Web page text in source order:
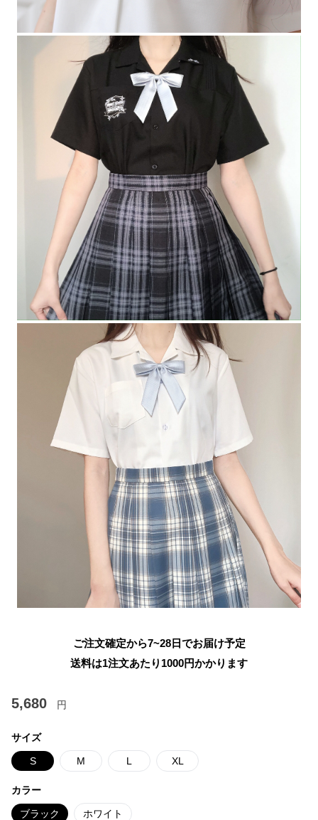
ご注文確定から7~28日でお届け予定
送料は1注文あたり 1000円かかります
5,680 円
サイズ
S M L XL
カラー
ブラック ホワイト